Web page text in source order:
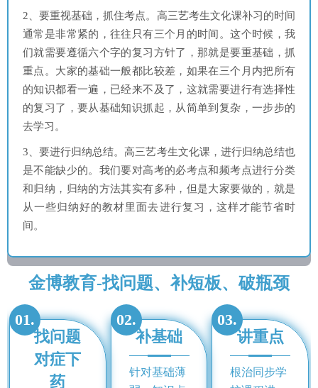
2、要重视基础，抓住考点。高三艺考生文化课补习的时间
通常是非常紧的，往往只有三个月的时间。这个时候，我
们就需要遵循六个字的复习方针了，那就是要重基础，抓
重点。大家的基础一般都比较差，如果在三个月内把所有
的知识都看一遍，已经来不及了，这就需要进行有选择性
的复习了，要从基础知识抓起，从简单到复杂，一步步的
去学习。
3、要进行归纳总结。高三艺考生文化课，进行归纳总结也
是不能缺少的。我们要对高考的必考点和频考点进行分类
和归纳，归纳的方法其实有多种，但是大家要做的，就是
从一些归纳好的教材里面去进行复习，这样才能节省时
间。
金博教育-找问题、补短板、破瓶颈
01.
找问题
对症下
药
02.
补基础
针对基础薄
03.
讲重点
根治同步学